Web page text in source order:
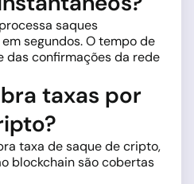
saques
segundos. O tempo de
das confirmações da rede
taxas por
taxa de saque de cripto,
blockchain são cobertas